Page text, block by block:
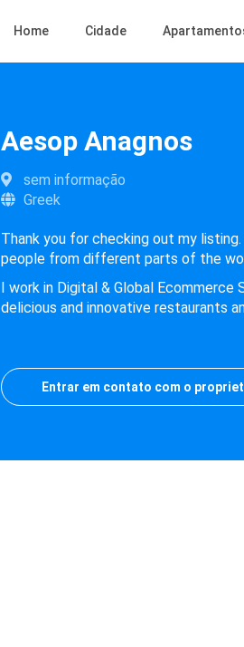
Home Cidade
Aesop Anagnos
sem informação
Greek
Thank you for checking out my
people from different parts of the
I work in Digital & Global
delicious and innovative restaurants
Entrar em contato com o